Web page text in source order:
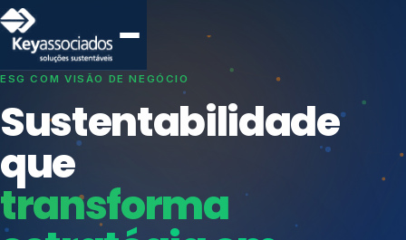
SISTEMAS DE GESTÃO OTIMIZADOS E INTEGRADOS
Conformidade que
protege seu
negócio.
Índices de Mercado